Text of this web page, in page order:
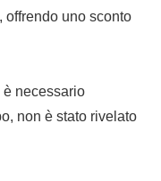
offrendo uno sconto
è necessario
non è stato rivelato